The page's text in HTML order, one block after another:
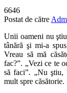
6646
Postat de către
Unii oameni nu
tânără şi mi-a
Vreau să mă
fac?”. „Vezi ce te
să faci”. „Nu
mult spre căsătorie.